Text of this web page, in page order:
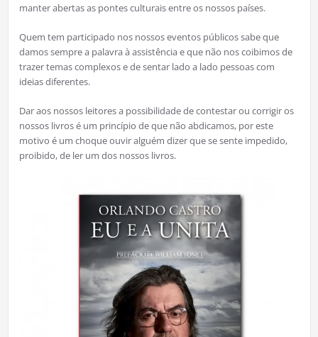
manter abertas as pontes culturais entre os nossos países.
Quem tem participado nos nossos eventos públicos sabe que
damos sempre a palavra à assistência e que não nos coibimos de
trazer temas complexos e de sentar lado a lado pessoas com
ideias diferentes.
Dar aos nossos leitores a possibilidade de contestar ou corrigir os
nossos livros é um princípio de que não abdicamos, por este
motivo é um choque ouvir alguém dizer que se sente impedido,
proibido, de ler um dos nossos livros.